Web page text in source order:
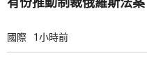
國際 1小時前